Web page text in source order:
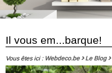
Il vous em...barque!
Vous êtes ici : Webdeco.be Le Blog